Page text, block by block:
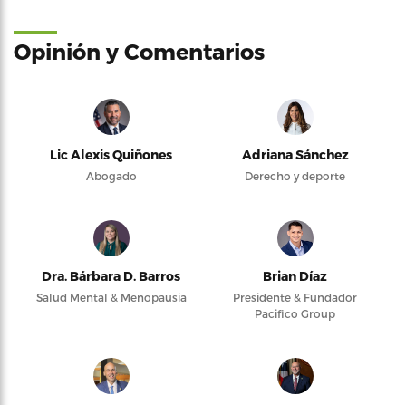
Opinión y Comentarios
Lic Alexis Quiñones
Abogado
Adriana Sánchez
Derecho y deporte
Dra. Bárbara D. Barros
Salud Mental & Menopausia
Brian Díaz
Presidente & Fundador
Pacifico Group